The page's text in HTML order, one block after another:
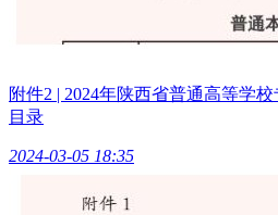
附件2 | 2024年陕西省普通高等学
目录
2024-03-05 18:35